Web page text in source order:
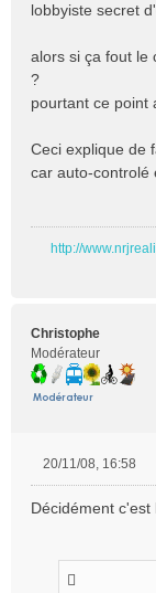
lobbyiste secret
alors si ça fout le
?
pourtant ce point
Ceci explique de
car auto-controlé
http://
Christophe
Modérateur
s
20/11/08, 16:58
Décidément c'est